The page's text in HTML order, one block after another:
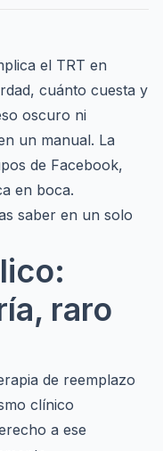
el TRT en
cuánto cuesta y
oscuro ni
un manual. La
de Facebook,
en boca.
saber en un solo
raro
de reemplazo
clínico
a ese